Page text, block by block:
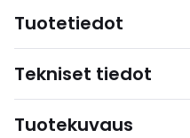
Tuotetiedot
Tekniset tiedot
Tuotekuvaus